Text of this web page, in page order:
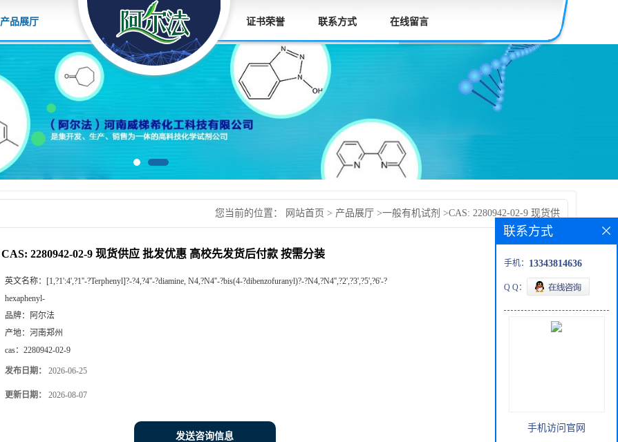
产品展厅 证书荣誉 联系方式 在线留言
您当前的位置： 网站首页 > 产品展厅 >一般有机试剂 >CAS: 2280942-02-9 现货供
CAS: 2280942-02-9 现货供应 批发优惠 高校先发货后付款 按需分装
英文名称： [1,?1':4',?1''-?Terphenyl]?-?4,?4''-?diamine, N4,?N4''-?bis(4-?dibenzofuranyl)?-?N4,?N4'',?2',?3',?5',?6'-?
hexaphenyl-
品牌： 阿尔法
产地： 河南郑州
cas： 2280942-02-9
发布日期： 2026-06-25
更新日期： 2026-08-07
发送咨询信息
联系方式
手机： 13343814636
Q Q：
手机访问官网